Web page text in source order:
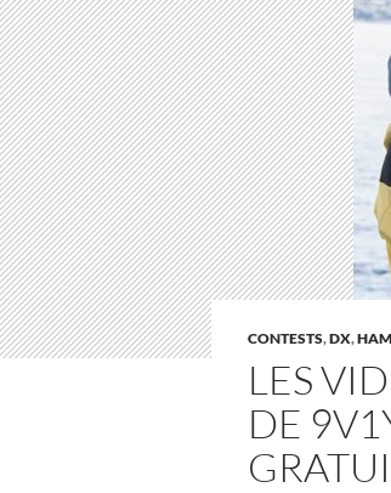
CONTESTS,DX,
LES
DE